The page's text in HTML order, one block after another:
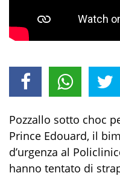
Pozzallo sotto choc
Prince Edouard, il
d’urgenza al
hanno tentato di